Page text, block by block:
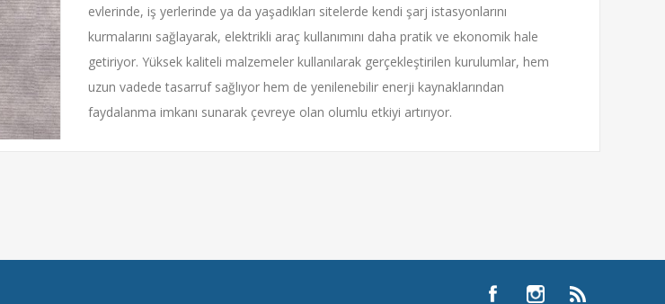
evlerinde, iş yerlerinde ya da yaşadıkları sitelerde kendi şarj istasyonlarını
kurmalarını sağlayarak, elektrikli araç kullanımını daha pratik ve ekonomik hale
getiriyor. Yüksek kaliteli malzemeler kullanılarak gerçekleştirilen kurulumlar, hem
uzun vadede tasarruf sağlıyor hem de yenilenebilir enerji kaynaklarından
faydalanma imkanı sunarak çevreye olan olumlu etkiyi artırıyor.